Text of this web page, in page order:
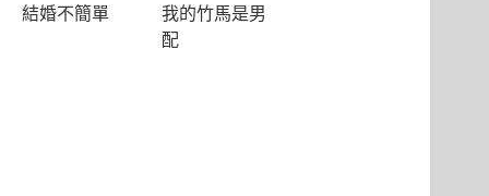
結婚不簡單
我的竹馬是男
配